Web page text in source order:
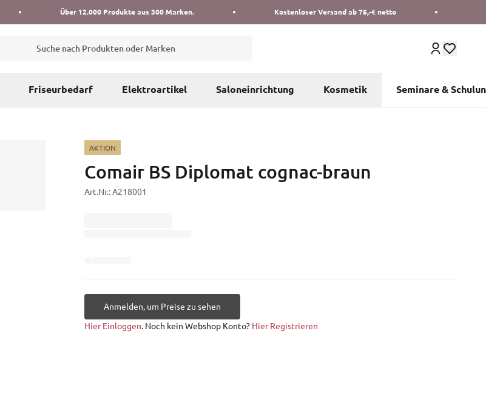
Über 12.000 Produkte aus 300 Marken. Kostenloser Versand ab 75,-€ netto
Suche nach Produkten oder Marken
Friseurbedarf Elektroartikel Saloneinrichtung Kosmetik Seminare &
AKTION
Comair BS Diplomat cognac-braun
Art.Nr.:A218001
Anmelden, um Preise zu sehen
Hier Einloggen. Noch kein Webshop Konto? Hier Registrieren